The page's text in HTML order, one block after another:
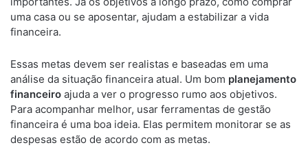
uma casa ou se aposentar, ajudam a estabilizar a vida
financeira.
Essas metas devem ser realistas e baseadas em uma
análise da situação financeira atual. Um bom planejamento
financeiro ajuda a ver o progresso rumo aos objetivos.
Para acompanhar melhor, usar ferramentas de gestão
financeira é uma boa ideia. Elas permitem monitorar se as
despesas estão de acordo com as metas.